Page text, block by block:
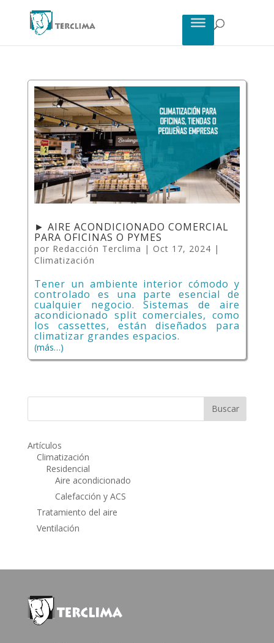
► AIRE ACONDICIONADO COMERCIAL
PARA OFICINAS O PYMES
por Redacción Terclima | Oct 17, 2024 |
Climatización
Tener un ambiente interior cómodo y
controlado es una parte esencial de
cualquier negocio. Sistemas de aire
acondicionado split comerciales, como
los cassettes, están diseñados para
climatizar grandes espacios.
(más…)
Artículos
Climatización
Residencial
Aire acondicionado
Calefacción y ACS
Tratamiento del aire
Ventilación